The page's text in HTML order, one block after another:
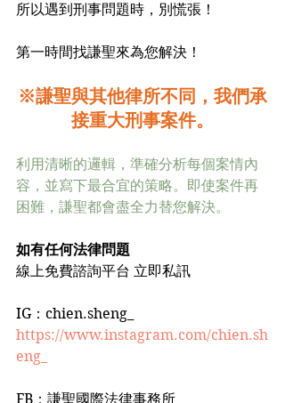
所以遇到刑事問題時，別慌張！﻿
第一時間找謙聖來為您解決！﻿
※謙聖與其他律所不同，我們承
接重大刑事案件。
利用清晰的邏輯，準確分析每個案情內
容，並寫下最合宜的策略。即使案件再
困難，謙聖都會盡全力替您解決。
如有任何法律問題
線上免費諮詢平台 立即私訊
IG：chien.sheng_
https://www.instagram.com/chien.sh
eng_
FB：謙聖國際法律事務所